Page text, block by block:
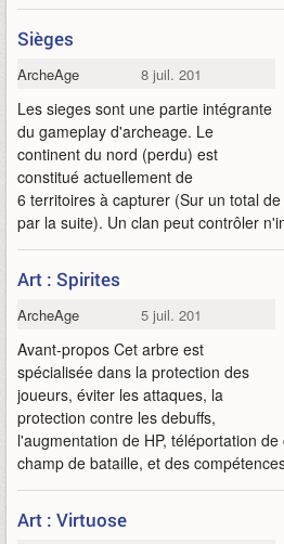
Sièges
ArcheAge 8 juil. 2013
Les sieges sont une partie intégrante
du gameplay d'archeage. Le
continent du nord (perdu) est
constitué actuellement de
6 territoires à capturer (Sur un total
par la suite). Un clan peut contrôler
Art : Spirites
ArcheAge 5 juil. 2013
Avant-propos Cet arbre est
spécialisée dans la protection des
joueurs, éviter les attaques, la
protection contre les debuffs,
l'augmentation de HP, téléportation
champ de bataille, et des
Art : Virtuose